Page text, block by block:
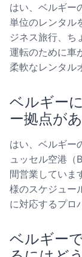
はい、ベルギー
単位のレンタル
ジネス旅行、ち
運転のために車
柔軟なレンタル
ベルギー
ー拠点が
はい、ベルギー
ュッセル空港（
間営業していま
様のスケジュー
に対応するプロ
ベルギー